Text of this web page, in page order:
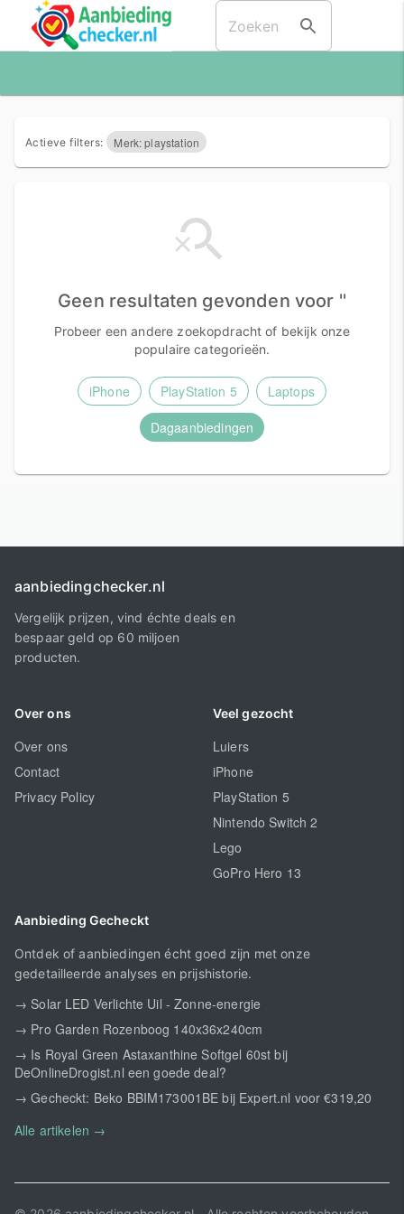
Actieve filters: Merk: playstation
Geen resultaten gevonden voor ''
Probeer een andere zoekopdracht of bekijk onze
populaire categorieën.
iPhone PlayStation 5
Laptops
Dagaanbiedingen
aanbiedingchecker.nl
Vergelijk prijzen, vind échte deals en
bespaar geld op 60 miljoen
producten.
Over ons
Over ons
Contact
Privacy Policy
Veel gezocht
Luiers
iPhone
PlayStation 5
Nintendo Switch 2
Lego
GoPro Hero 13
Aanbieding Gecheckt
Ontdek of aanbiedingen écht goed zijn met onze
gedetailleerde analyses en prijshistorie.
→ Solar LED Verlichte Uil - Zonne-energie
→ Pro Garden Rozenboog 140x36x240cm
→ Is Royal Green Astaxanthine Softgel 60st bij
DeOnlineDrogist.nl een goede deal?
→ Gecheckt: Beko BBIM173001BE bij Expert.nl voor €319,20
Alle artikelen →